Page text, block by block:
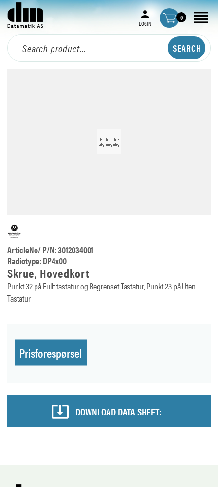
LOGIN
0
ArticleNo/ P/N: 3012034001
Radiotype: DP4x00
Skrue, Hovedkort
Punkt 32 på Fullt tastatur og Begrenset Tastatur, Punkt 23 på Uten
Tastatur
Prisforespørsel
DOWNLOAD DATA SHEET: